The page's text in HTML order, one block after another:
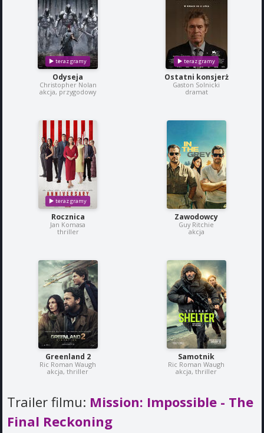
Odyseja
Christopher Nolan
akcja, przygodowy
Ostatni konsjerż
Gaston Solnicki
dramat
Rocznica
Jan Komasa
thriller
Zawodowcy
Guy Ritchie
akcja
Greenland 2
Ric Roman Waugh
akcja, thriller
Samotnik
Ric Roman Waugh
akcja, thriller
Trailer filmu: Mission: Impossible - The
Final Reckoning